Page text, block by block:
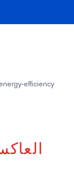
efficiency